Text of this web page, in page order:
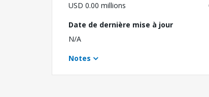
USD 0.00 millions
Date de dernière mise à jour
N/A
Notes